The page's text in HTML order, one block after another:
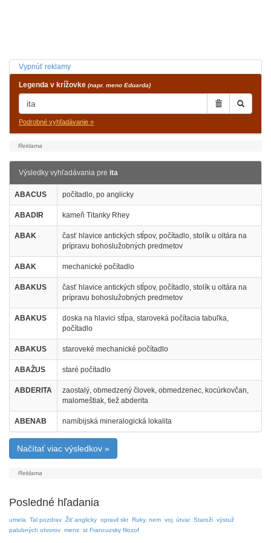
Vypnúť reklamy
Legenda v krížovke (napr. meno Eduarda)
Podrobné vyhľadávanie »
Výsledky vyhľadávania pre ita
ABACUS počítadlo, po anglicky
ABADIR kameň Titanky Rhey
ABAK
časť hlavice antických stĺpov, počítadlo, stolík u oltára na
prípravu bohoslužobných predmetov
ABAK mechanické počítadlo
ABAKUS
časť hlavice antických stĺpov, počítadlo, stolík u oltára na
prípravu bohoslužobných predmetov
ABAKUS
doska na hlavici stĺpa, staroveká počítacia tabuľka,
počítadlo
ABAKUS staroveké mechanické počítadlo
ABAŽUS staré počítadlo
ABDERITA
zaostalý, obmedzený človek, obmedzenec, kocúrkovčan,
malomeštiak, tiež abderita
ABENAB namíbijská mineralogická lokalita
Načítať viac výsledkov »
Posledné hľadania
umela Tal pozdrav Žiť anglicky opravil skr Ruky, nem voj. útvar Staroži výstuž
palubných otvorov mens st Francuzsky filozof